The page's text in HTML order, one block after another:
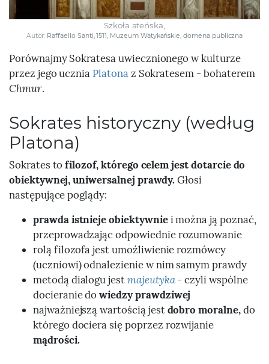
Szkoła ateńska,
Autor: Raffaello Santi, 1511, Muzeum Watykańskie, domena publiczna
Porównajmy Sokratesa uwiecznionego w kulturze
przez jego ucznia Platonaz Sokratesem - bohaterem
Chmur.
Sokrates historyczny (według
Platona)
Sokrates tofilozof, którego celem jest dotarcie do
obiektywnej, uniwersalnej prawdy.Głosi
następujące poglądy:
prawda istnieje obiektywniei można ją poznać,
przeprowadzając odpowiednie rozumowanie
rolą filozofa jest umożliwienie rozmówcy
(uczniowi) odnalezienie w nim samym prawdy
metodą dialogu jestmajeutyka- czyli wspólne
docieranie dowiedzy prawdziwej
najważniejszą wartością jestdobro moralne,do
którego dociera się poprzez rozwijanie
mądrości.